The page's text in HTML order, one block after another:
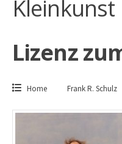
Kleinkunst
Lizenz
Home Frank R. Schulz